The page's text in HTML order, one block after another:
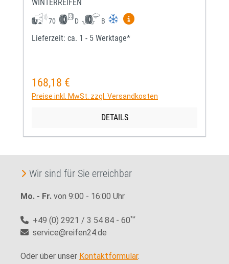
WINTERREIFEN
70 D B
Mehr Informationen zum
Lieferzeit: ca. 1 - 5 Werktage*
Regulärer Preis:
168,18 €
Preise inkl. MwSt. zzgl. Versandkosten
DETAILS
Wir sind für Sie erreichbar
Mo. - Fr. von 9:00 - 16:00 Uhr
+49 (0) 2921 / 3 54 84 - 60**
service@reifen24.de
Oder über unser Kontaktformular.